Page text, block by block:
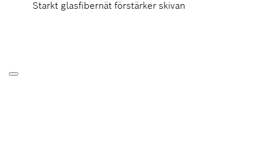
Starkt glasfibernät förstärker skivan